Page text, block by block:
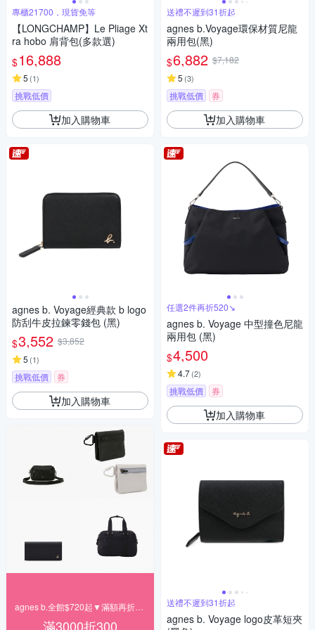
專櫃21700，現貨免等
【LONGCHAMP】Le Pliage Xt
ra hobo 肩背包(多款選)
$16,888
5 (1)
挑戰低價
加入購物車
agnes b. Voyage經典款 b logo
防刮牛皮拉鍊零錢包 (黑)
$3,552 $3,852
5 (1)
挑戰低價 券
加入購物車
滿3000折300
送禮不遲到31折起
agnes b.Voyage環保材質尼龍
兩用包(黑)
$6,882 $7,182
5 (3)
挑戰低價 券
加入購物車
任選2件再折520↘
agnes b. Voyage 中型撞色尼龍
兩用包 (黑)
$4,500
4.7(2)
挑戰低價 券
加入購物車
送禮不遲到31折起
agnes b. Voyage logo皮革短夾